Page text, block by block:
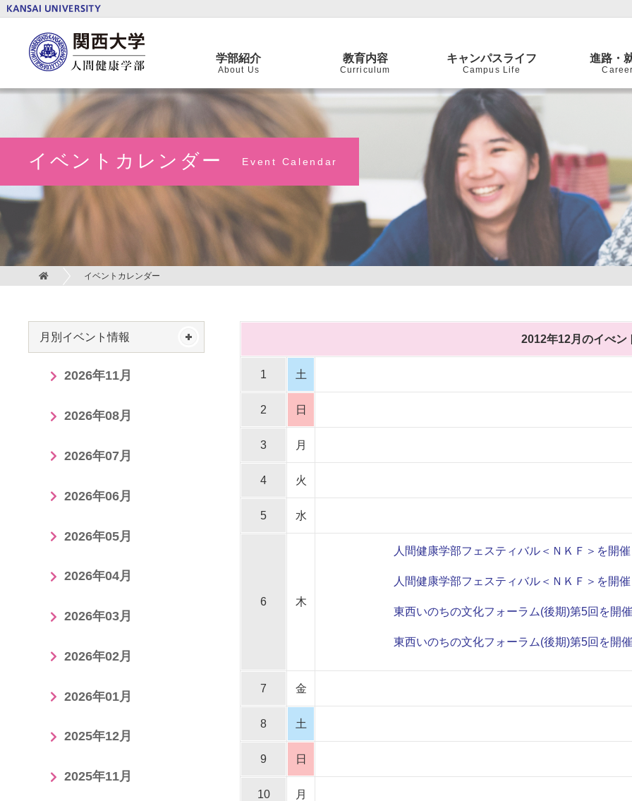
学部紹介
About Us
教育内容
Curriculum
キャンパスライフ
Campus Life
進路・
Career
イベントカレンダー Event Calendar
イベントカレンダー
2012年12月のイべン
1 土
2 日
3 月
4 火
5 水
6 木
人間健康学部フェスティバル＜ＮＫＦ＞を開
人間健康学部フェスティバル＜ＮＫＦ＞を開
東西いのちの文化フォーラム(後期)第5回を開
東西いのちの文化フォーラム(後期)第5回を開
7 金
8 土
9 日
10 月
月別イベント情報
2026年11月
2026年08月
2026年07月
2026年06月
2026年05月
2026年04月
2026年03月
2026年02月
2026年01月
2025年12月
2025年11月